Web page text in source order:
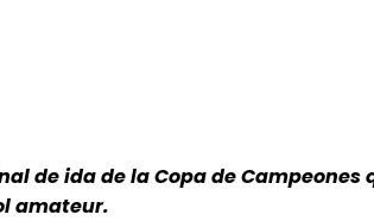
de ida de la Copa de
amateur.